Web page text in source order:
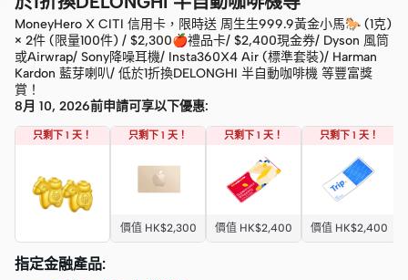
MoneyHero X CITI 信用卡，限時送 周生生999.9黃金小馬🐎 (1克)
× 2件 (限量100件) / $2,300🍎禮品卡/ $2,400現金券/ Dyson 風筒
或Airwrap/ Sony降噪耳機/ Insta360X4 Air (標準套裝)/ Harman
Kardon 藍芽喇叭/ 低於1折換DELONGHI 半自動咖啡機 等豐富獎
賞！
8月 10, 2026前申請可享以下優惠:
只剩下 1 天！ 只剩下 1 天！
價值 HK$2,300
只剩下 1 天！
價值 HK$2,400
只剩下 1 天！
價值 HK$2,400
指定金融產品: